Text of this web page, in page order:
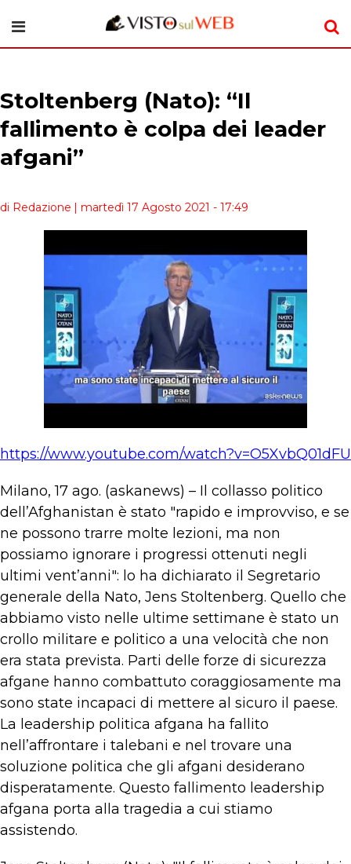
Stoltenberg (Nato): “Il
fallimento è colpa dei leader
afgani”
di Redazione | martedì 17 Agosto 2021 - 17:49
https://www.youtube.com/watch?v=O5XvbQ01dFU
Milano, 17 ago. (askanews) – Il collasso politico
dell’Afghanistan è stato "rapido e improvviso, e se
ne possono trarre molte lezioni, ma non
possiamo ignorare i progressi ottenuti negli
ultimi vent’anni": lo ha dichiarato il Segretario
generale della Nato, Jens Stoltenberg. Quello che
abbiamo visto nelle ultime settimane è stato un
crollo militare e politico a una velocità che non
era stata prevista. Parti delle forze di sicurezza
afgane hanno combattuto coraggiosamente ma
sono state incapaci di mettere al sicuro il paese.
La leadership politica afgana ha fallito
nell’affrontare i talebani e nel trovare una
soluzione politica che gli afgani desiderano
disperatamente. Questo fallimento leadership
afgana porta alla tragedia a cui stiamo
assistendo.